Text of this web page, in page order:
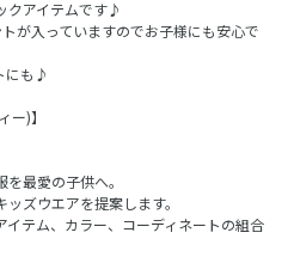
クアイテムです♪
が入っていますのでお子様にも安心で
にも♪
ー)】
最愛の子供へ。
ズウエアを提案します。
テム、カラー、コーディネートの組合